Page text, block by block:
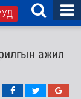
ажил